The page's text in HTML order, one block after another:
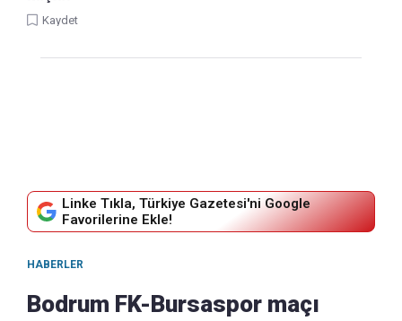
Kaydet
Linke Tıkla, Türkiye Gazetesi'ni Google
Favorilerine Ekle!
HABERLER
Bodrum FK-Bursaspor maçı